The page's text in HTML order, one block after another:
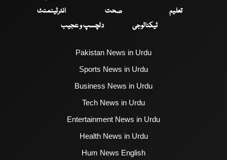
تعلیم
صحت
انٹرٹینمنٹ
ٹیکنالوجی
دلچسپ و عجیب
Pakistan News in Urdu
Sports News in Urdu
Business News in Urdu
Tech News in Urdu
Entertainment News in Urdu
Health News in Urdu
Hum News English